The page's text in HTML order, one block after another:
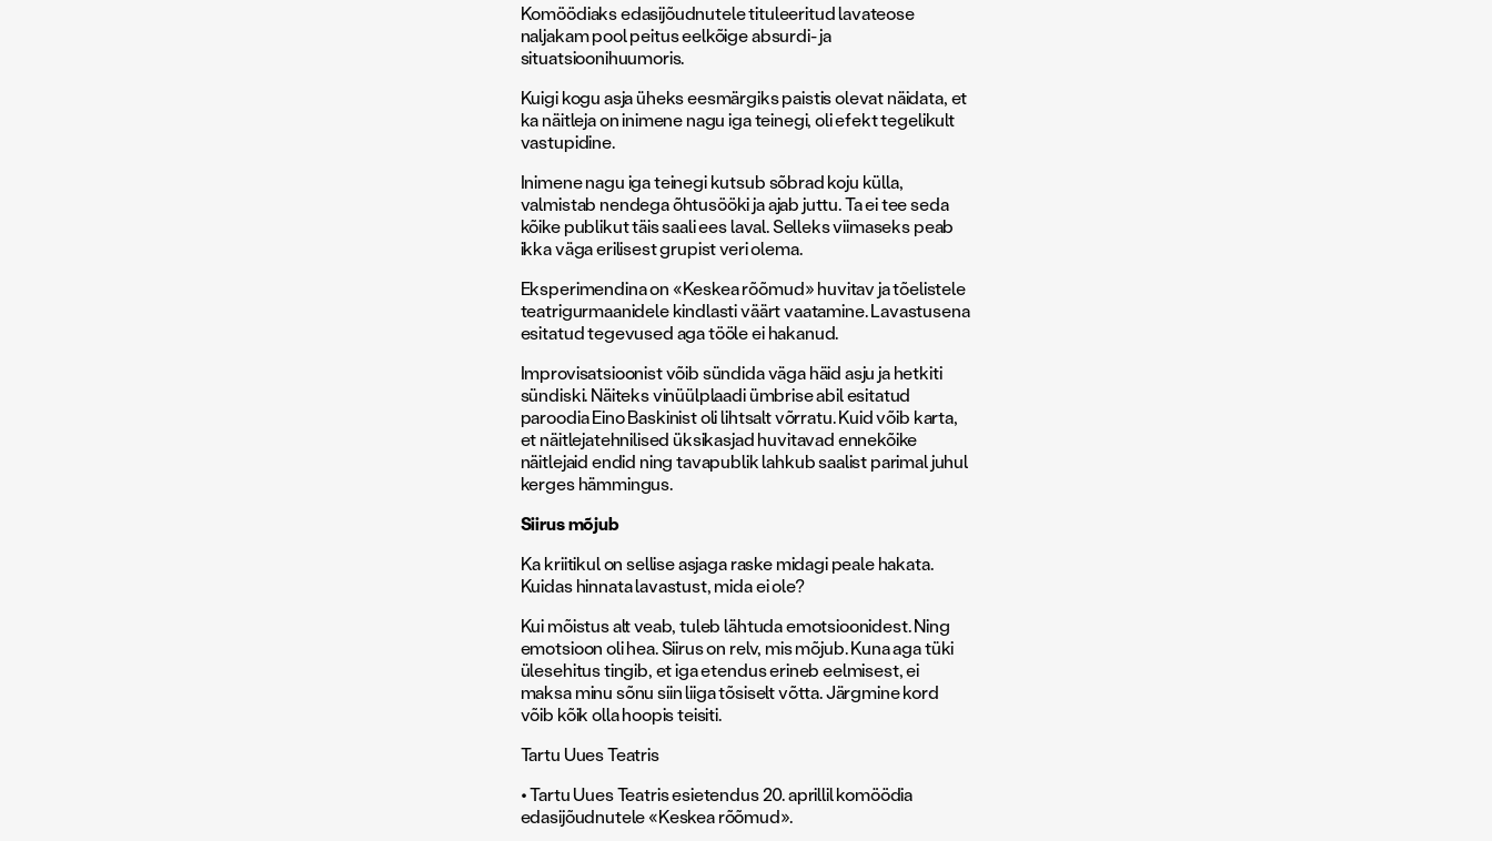
Komöödiaks edasijõudnutele tituleeritud lavateose
naljakam pool peitus eelkõige absurdi- ja
situatsioonihuumoris.
Kuigi kogu asja üheks eesmärgiks paistis olevat näidata, et
ka näitleja on inimene nagu iga teinegi, oli efekt tegelikult
vastupidine.
Inimene nagu iga teinegi kutsub sõbrad koju külla,
valmistab nendega õhtusööki ja ajab juttu. Ta ei tee seda
kõike publikut täis saali ees laval. Selleks viimaseks peab
ikka väga erilisest grupist veri olema.
Eksperimendina on «Keskea rõõmud» huvitav ja tõelistele
teatrigurmaanidele kindlasti väärt vaatamine. Lavastusena
esitatud tegevused aga tööle ei hakanud.
Improvisatsioonist võib sündida väga häid asju ja hetkiti
sündiski. Näiteks vinüülplaadi ümbrise abil esitatud
paroodia Eino Baskinist oli lihtsalt võrratu. Kuid võib karta,
et näitlejatehnilised üksikasjad huvitavad ennekõike
näitlejaid endid ning tavapublik lahkub saalist parimal juhul
kerges hämmingus.
Siirus mõjub
Ka kriitikul on sellise asjaga raske midagi peale hakata.
Kuidas hinnata lavastust, mida ei ole?
Kui mõistus alt veab, tuleb lähtuda emotsioonidest. Ning
emotsioon oli hea. Siirus on relv, mis mõjub. Kuna aga tüki
ülesehitus tingib, et iga etendus erineb eelmisest, ei
maksa minu sõnu siin liiga tõsiselt võtta. Järgmine kord
võib kõik olla hoopis teisiti.
Tartu Uues Teatris
• Tartu Uues Teatris esietendus 20. aprillil komöödia
edasijõudnutele «Keskea rõõmud».